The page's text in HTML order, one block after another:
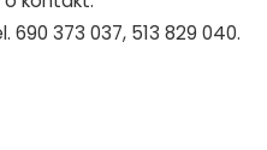
373 037, 513 829 040.